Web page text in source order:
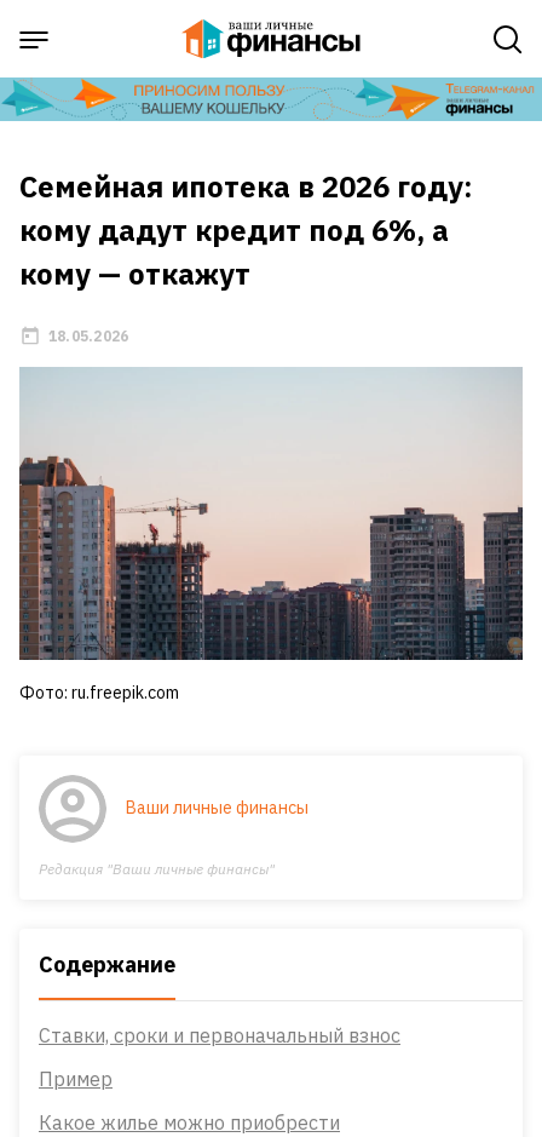
Семейная ипотека в 2026 году:
кому дадут кредит под 6%, а
кому — откажут
18.05.2026
Фото: ru.freepik.com
Ваши личные финансы
Редакция "Ваши личные финансы"
Содержание
Ставки, сроки и первоначальный взнос
Пример
Какое жилье можно приобрести